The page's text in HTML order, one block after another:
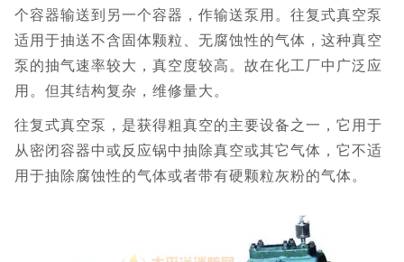
个容器输送到另一个容器，作输送泵用。往复式真空泵
适用于抽送不含固体颗粒、无腐蚀性的气体，这种真空
泵的抽气速率较大，真空度较高。故在化工厂中广泛应
用。但其结构复杂，维修量大。
往复式真空泵，是获得粗真空的主要设备之一，它用于
从密闭容器中或反应锅中抽除真空或其它气体，它不适
用于抽除腐蚀性的气体或者带有硬颗粒灰粉的气体。